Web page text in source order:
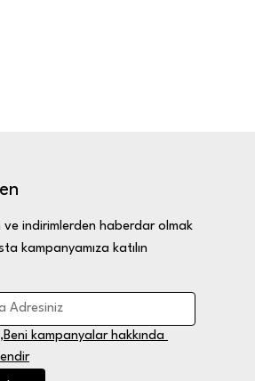
ve indirimlerden haberdar olmak
kampanyamıza katılın
kampanyalar hakkında